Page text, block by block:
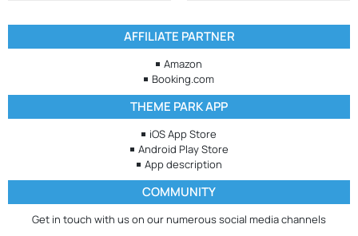
AFFILIATE PARTNER
Amazon
Booking.com
THEME PARK APP
iOS App Store
Android Play Store
App description
COMMUNITY
Get in touch with us on our numerous social media channels